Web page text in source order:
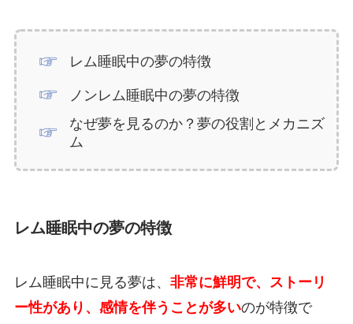
レム睡眠中の夢の特徴
ノンレム睡眠中の夢の特徴
なぜ夢を見るのか？夢の役割とメカニズ
ム
レム睡眠中の夢の特徴
レム睡眠中に見る夢は、 非常に鮮明で、ストーリ
ー性があり、感情を伴うことが多いのが特徴で